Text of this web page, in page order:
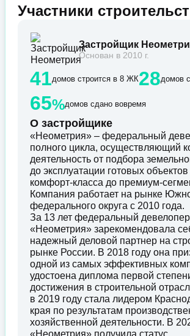
Участники
Застройщик
Основан в 2010 г.
41домов строится в 8 ЖК28домов
65%домов сдано вовремя
О застройщике
«Неометрия» – федеральный
полного цикла, осуществляющий
деятельность от подбора
до эксплуатации готовых объектов
комфорт-класса до премиум-
Компания работает на рынке
федерального округа с 2010 года.
За 13 лет федеральный девелопер
«Неометрия» зарекомендовала
надежный деловой партнер на
рынке России. В 2018 году она
одной из самых эффективных
удостоена диплома первой
достижения в строительной
в 2019 году стала лидером
края по результатам
хозяйственной деятельности. В
«Неометрия» получила статус